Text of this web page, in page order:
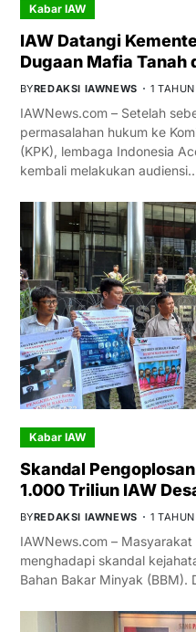
Kabar IAW
IAW Datangi
Dugaan Mafia Tanah
BYREDAKSI IAWNEWS 1
IAWNews.com – Setelah
permasalahan hukum ke
(KPK), lembaga Indonesia
kembali melakukan
Kabar IAW
Skandal
1.000 Triliun IAW
BYREDAKSI IAWNEWS 1
IAWNews.com –
menghadapi skandal
Bahan Bakar Minyak (BBM).